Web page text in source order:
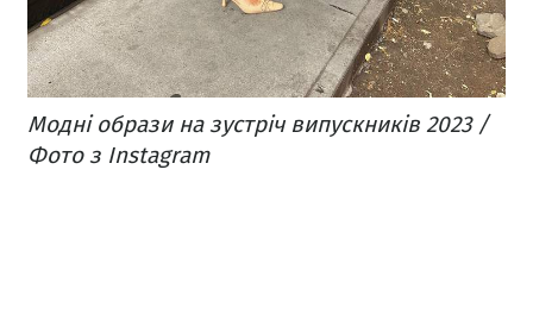
Модні образи на зустріч випускників 2023 /
Фото з Instagram